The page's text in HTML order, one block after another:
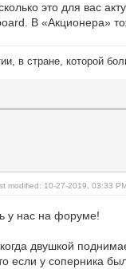
это для вас
В «Акционера»
в стране, которой
modified: 10-27-2019, 03:33
у нас на форуме!
двушкой
если у соперника